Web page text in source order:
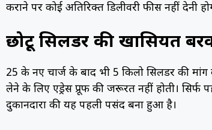
कराने पर कोई अतिरिक्त डिलीवरी फीस नहीं देनी
छोटू सिलेंडर की खासियत
₹25 के नए चार्ज के बाद भी 5 किलो सिलेंडर की
लेने के लिए एड्रेस प्रूफ की जरूरत नहीं होती।
दुकानदारों की यह पहली पसंद बना हुआ है।